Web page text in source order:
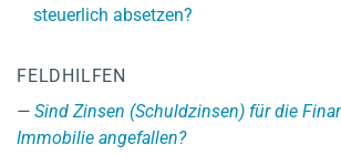
steuerlich absetzen?
FELDHILFEN
Sind Zinsen (Schuldzinsen) für die
Immobilie angefallen?